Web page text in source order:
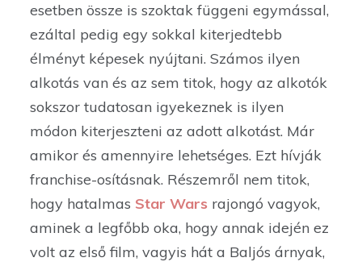
esetben össze is szoktak függeni egymással,
ezáltal pedig egy sokkal kiterjedtebb
élményt képesek nyújtani. Számos ilyen
alkotás van és az sem titok, hogy az alkotók
sokszor tudatosan igyekeznek is ilyen
módon kiterjeszteni az adott alkotást. Már
amikor és amennyire lehetséges. Ezt hívják
franchise-osításnak. Részemről nem titok,
hogy hatalmas Star Wars rajongó vagyok,
aminek a legfőbb oka, hogy annak idején ez
volt az első film, vagyis hát a Baljós árnyak,